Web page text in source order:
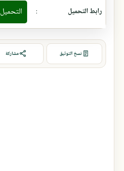
رابط التحميل : التحميل
نسخ التوثيق مشاركة